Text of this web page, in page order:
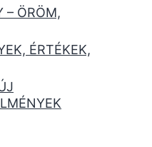
– ÖRÖM,
ÉRTÉKEK,